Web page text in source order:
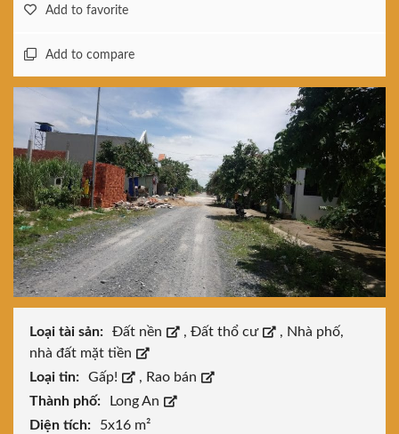
Add to favorite
Add to compare
Loại tài sản: Đất nền , Đất thổ cư , Nhà phố,
nhà đất mặt tiền
Loại tin:
Gấp! , Rao bán
Thành phố:
Long An
Diện tích:
5x16 m²